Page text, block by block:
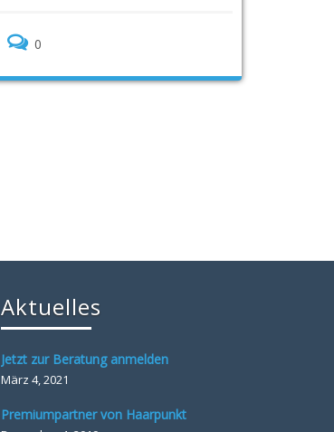
0
Aktuelles
Jetzt zur Beratung anmelden
März 4, 2021
Premiumpartner von Haarpunkt